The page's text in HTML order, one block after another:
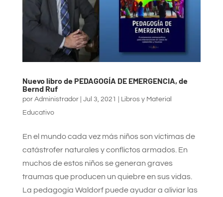
Nuevo libro de PEDAGOGÍA DE EMERGENCIA, de
Bernd Ruf
por Administrador| Jul 3, 2021
Libros y Material
Educativo
En el mundo cada vez más niños son víctimas de
catástrofer naturales y conflictos armados. En
muchos de estos niños se generan graves
traumas que producen un quiebre en sus vidas.
La pedagogía Waldorf puede ayudar a aliviar las